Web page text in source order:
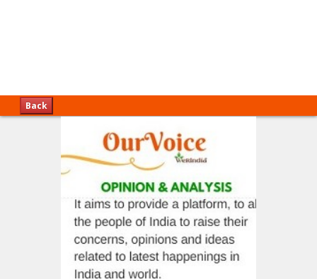
Back